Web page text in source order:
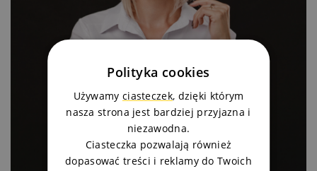
Polityka cookies
Używamy ciasteczek, dzięki którym
nasza strona jest bardziej przyjazna i
niezawodna.
Ciasteczka pozwalają również
dopasować treści i reklamy do Twoich